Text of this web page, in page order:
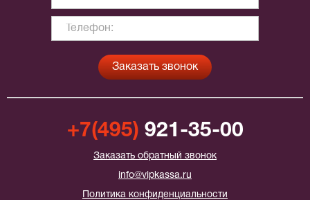
+7(495) 921-35-00
Заказать обратный звонок
info@vipkassa.ru
Политика конфиденциальности